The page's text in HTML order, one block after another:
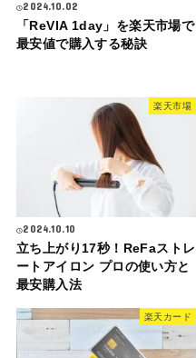
2024.10.02
「ReVIA 1day」を楽天市場で
最安値で購入する秘訣
楽天市場
2024.10.10
立ち上がり17秒！ReFaストレ
ートアイロン プロの使い方と
最安購入法
楽天カード